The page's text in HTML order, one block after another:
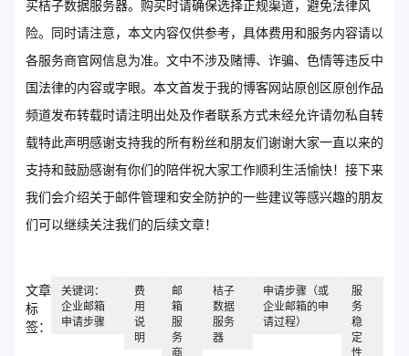
买桔子数据服务器。购买时请确保选择正规渠道，避免法律风
险。同时请注意，本文内容仅供参考，具体费用和服务内容请以
各服务商官网信息为准。文中不涉及赌博、诈骗、色情等违反中
国法律的内容或字眼。本文首发于我的博客网站原创区原创作品
频道发布转载时请注明出处及作者联系方式未经允许请勿私自转
载特此声明感谢支持我的所有粉丝和朋友们谢谢大家一直以来的
支持和鼓励感谢有你们的陪伴祝大家工作顺利生活愉快！接下来
我们会介绍关于邮件管理和安全防护的一些建议等感兴趣的朋友
们可以继续关注我们的后续文章！
文章
标
签：
关键词：
企业邮箱
申请步骤
费
用
说
明
邮
箱
服
务
商
桔子
数据
服务
器
申请步骤（或
企业邮箱的申
请过程）
服
务
稳
定
性